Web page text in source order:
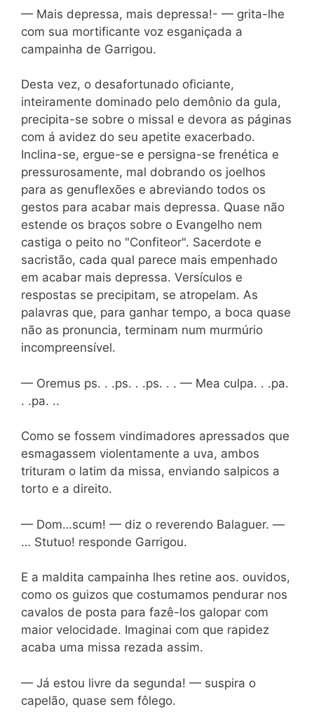
— Mais depressa, mais depressa!- — grita-lhe
com sua mortificante voz esganiçada a
campainha de Garrigou.
Desta vez, o desafortunado oficiante,
inteiramente dominado pelo demônio da gula,
precipita-se sobre o missal e devora as páginas
com á avidez do seu apetite exacerbado.
Inclina-se, ergue-se e persigna-se frenética e
pressurosamente, mal dobrando os joelhos
para as genuflexões e abreviando todos os
gestos para acabar mais depressa. Quase não
estende os braços sobre o Evangelho nem
castiga o peito no "Confiteor". Sacerdote e
sacristão, cada qual parece mais empenhado
em acabar mais depressa. Versículos e
respostas se precipitam, se atropelam. As
palavras que, para ganhar tempo, a boca quase
não as pronuncia, terminam num murmúrio
incompreensível.
— Oremus ps. . .ps. . .ps. . . — Mea culpa. . .pa.
. .pa. ..
Como se fossem vindimadores apressados que
esmagassem violentamente a uva, ambos
trituram o latim da missa, enviando salpicos a
torto e a direito.
— Dom…scum! — diz o reverendo Balaguer. —
… Stutuo! responde Garrigou.
E a maldita campainha lhes retine aos. ouvidos,
como os guizos que costumamos pendurar nos
cavalos de posta para fazê-los galopar com
maior velocidade. Imaginai com que rapidez
acaba uma missa rezada assim.
— Já estou livre da segunda! — suspira o
capelão, quase sem fôlego.